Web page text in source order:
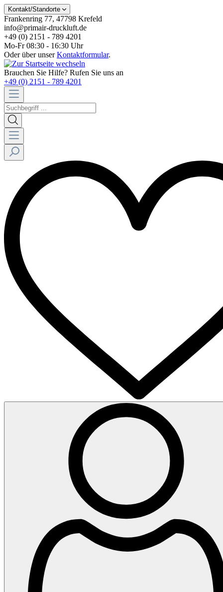
Kontakt/Standorte
Frankenring 77, 47798 Krefeld
info@primair-druckluft.de
+49 (0) 2151 - 789 4201
Mo-Fr 08:30 - 16:30 Uhr
Oder über unserKontaktformular.
Brauchen Sie Hilfe? Rufen Sie uns an
+49 (0) 2151 - 789 4201